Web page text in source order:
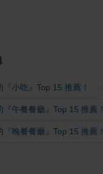
『小吃』Top 15 推薦！
『午餐餐廳』Top 15 推薦！
『晚餐餐廳』Top 15 推薦！